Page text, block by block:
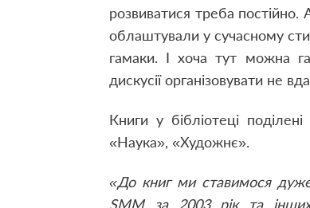
розвиватися треба
облаштували у сучасному
гамаки. І хоча тут можна
дискусії організовувати не
Книги у бібліотеці
«Наука», «Художнє».
«До книг ми ставимося
SMM за 2003 рік та інших